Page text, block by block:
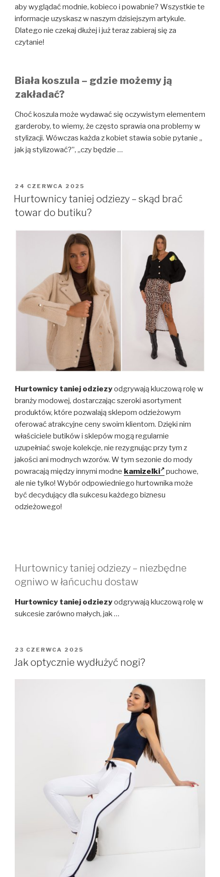
aby wyglądać modnie, kobieco i powabnie? Wszystkie te
informacje uzyskasz w naszym dzisiejszym artykule.
Dlatego nie czekaj dłużej i już teraz zabieraj się za
czytanie!
Biała koszula – gdzie możemy ją
zakładać?
Choć koszula może wydawać się oczywistym elementem
garderoby, to wiemy, że często sprawia ona problemy w
stylizacji. Wówczas każda z kobiet stawia sobie pytanie „
jak ją stylizować?”, „czy będzie …
OPUBLIKOWANE
W
24 CZERWCA 2025
Hurtownicy taniej odziezy – skąd brać
towar do butiku?
Hurtownicy taniej odziezyodgrywają kluczową rolę w
branży modowej, dostarczając szeroki asortyment
produktów, które pozwalają sklepom odzieżowym
oferować atrakcyjne ceny swoim klientom. Dzięki nim
właściciele butików i sklepów mogą regularnie
uzupełniać swoje kolekcje, nie rezygnując przy tym z
jakości ani modnych wzorów. W tym sezonie do mody
powracają między innymi modne kamizelki
puchowe,
ale nie tylko! Wybór odpowiedniego hurtownika może
być decydujący dla sukcesu każdego biznesu
odzieżowego!
Hurtownicy taniej odziezy – niezbędne
ogniwo w łańcuchu dostaw
Hurtownicy taniej odziezyodgrywają kluczową rolę w
sukcesie zarówno małych, jak …
OPUBLIKOWANE
W
23 CZERWCA 2025
Jak optycznie wydłużyć nogi?